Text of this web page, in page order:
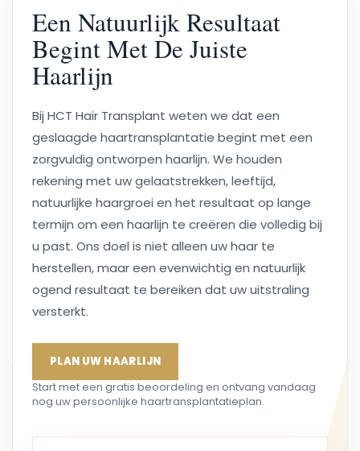
Een Natuurlijk Resultaat
Begint Met De Juiste
Haarlijn
Bij HCT Hair Transplant weten we dat een
geslaagde haartransplantatie begint met een
zorgvuldig ontworpen haarlijn. We houden
rekening met uw gelaatstrekken, leeftijd,
natuurlijke haargroei en het resultaat op lange
termijn om een haarlijn te creëren die volledig bij
u past. Ons doel is niet alleen uw haar te
herstellen, maar een evenwichtig en natuurlijk
ogend resultaat te bereiken dat uw uitstraling
versterkt.
PLAN UW HAARLIJN
Start met een gratis beoordeling en ontvang vandaag
nog uw persoonlijke haartransplantatieplan.